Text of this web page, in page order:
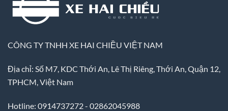
CÔNG TY TNHH XE HAI CHIỀU VIỆT NAM
Địa chỉ: Số M7, KDC Thới An, Lê Thị Riêng, Thới An, Quận 12,
TPHCM, Việt Nam
Hotline: 0914737272 - 02862045988